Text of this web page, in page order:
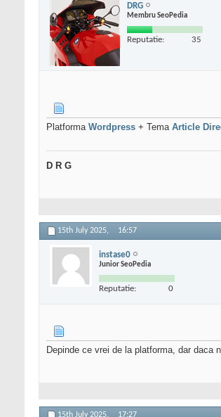
DRG
Membru SeoPedia
Reputatie: 35
Platforma Wordpress + Tema Article
D R G
15th July 2025, 16:57
instase0
Junior SeoPedia
Reputatie: 0
Depinde ce vrei de la platforma, dar
15th July 2025, 17:27